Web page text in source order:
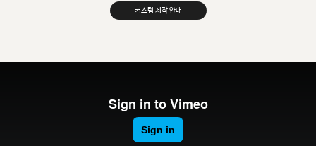
커스텀 제작 안내